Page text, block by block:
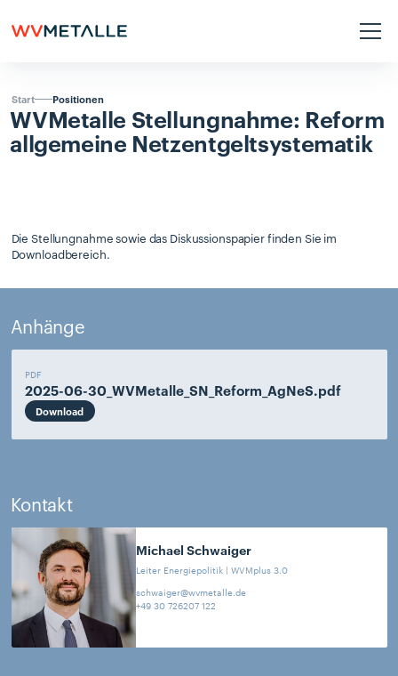
Start Positionen
WVMetalle Stellungnahme: Reform
allgemeine Netzentgeltsystematik
Die Stellungnahme sowie das Diskussionspapier finden Sie im
Downloadbereich.
Anhänge
PDF
2025-06-30_WVMetalle_SN_Reform_AgNeS.pdf
Download
Kontakt
Michael Schwaiger
Leiter Energiepolitik | WVMplus 3.0
schwaiger@wvmetalle.de
+49 30 726207 122